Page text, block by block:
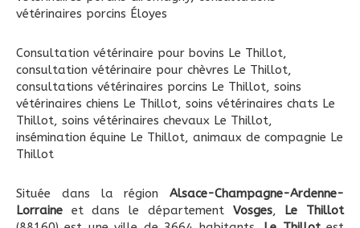
vétérinaires porcins Éloyes
Consultation vétérinaire pour bovins Le Thillot,
consultation vétérinaire pour chèvres Le Thillot,
consultations vétérinaires porcins Le Thillot, soins
vétérinaires chiens Le Thillot, soins vétérinaires chats Le
Thillot, soins vétérinaires chevaux Le Thillot,
insémination équine Le Thillot, animaux de compagnie Le
Thillot
Située dans la région Alsace-Champagne-Ardenne-
Lorraine et dans le département Vosges, Le Thillot